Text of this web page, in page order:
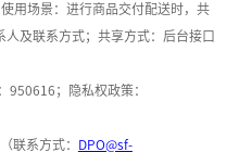
用场景： 进行商品交付配送时，共
人及联系方式；共享方式：后台接口
950616；隐私权政策：
联系方式： DPO@sf-